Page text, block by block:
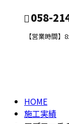
058-
【営業時間】
HOME
施工実績